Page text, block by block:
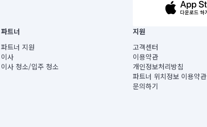
3220163-14-5-00019 |
원회 정보) |
트리빌딩) B동 5층
층, 8층 미소
파트너
파트너 지원
이사
이사 청소/입주 청소
지원
고객센터
이용약관
개인정보처리방침
파트너 위치정보 이용약관
문의하기